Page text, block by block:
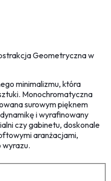
Geometryczna w
minimalizmu, która
Monochromatyczna
surowym pięknem
i wyrafinowany
czy gabinetu, doskonale
aranżacjami,
wyrazu.